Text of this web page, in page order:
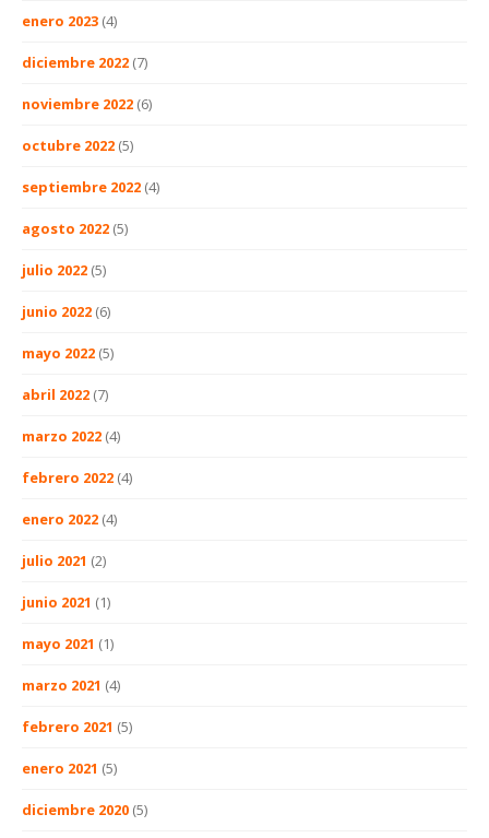
enero 2023 (4)
diciembre 2022 (7)
noviembre 2022 (6)
octubre 2022 (5)
septiembre 2022 (4)
agosto 2022 (5)
julio 2022 (5)
junio 2022 (6)
mayo 2022 (5)
abril 2022 (7)
marzo 2022 (4)
febrero 2022 (4)
enero 2022 (4)
julio 2021 (2)
junio 2021 (1)
mayo 2021 (1)
marzo 2021 (4)
febrero 2021 (5)
enero 2021 (5)
diciembre 2020 (5)